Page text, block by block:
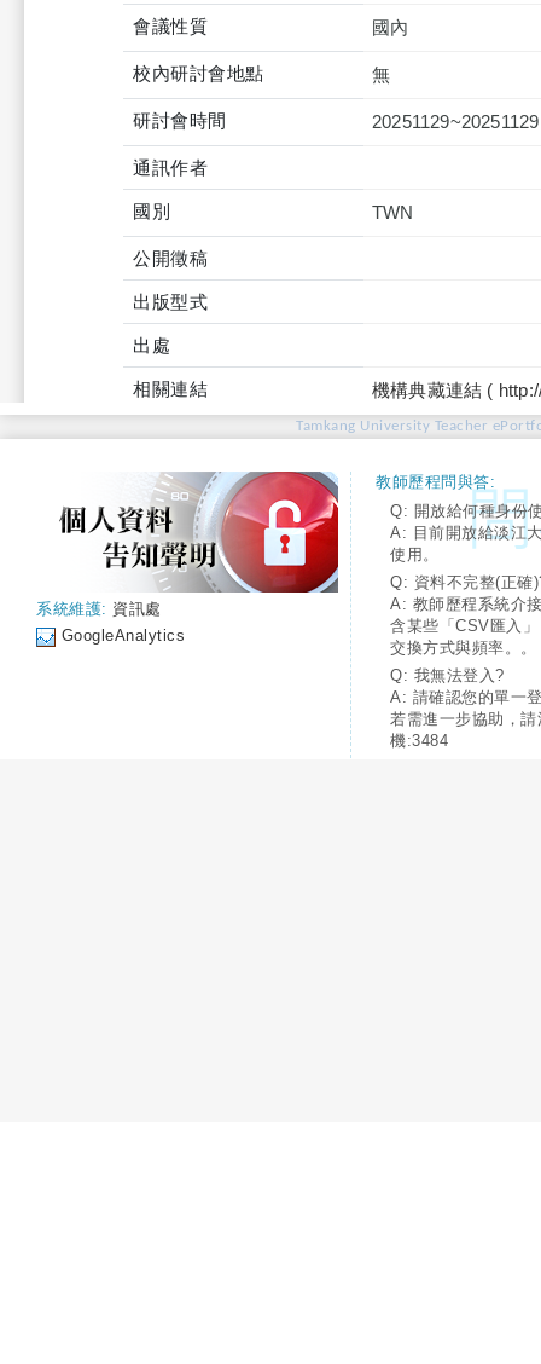
會議性質 國內
校內研討會地點 無
研討會時間 20251129~20251129
通訊作者
國別 TWN
公開徵稿
出版型式
出處
相關連結 機構典藏連結 (
Tamkang University Teacher
系統維護: 資訊處
GoogleAnalytics
教師歷程問與答:
Q: 開放給何種身份
A: 目前開放給淡江
使用。
Q: 資料不完整(正確
A: 教師歷程系統介
含某些「CSV匯入
交換方式與頻率。。
Q: 我無法登入?
A: 請確認您的單一
若需進一步協助，
機:3484